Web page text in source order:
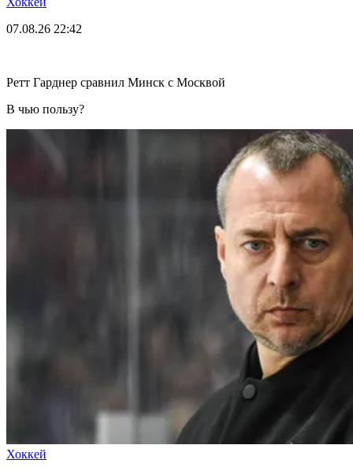
07.08.26 22:42
Ретт Гарднер сравнил Минск с Москвой
В чью пользу?
Хоккей